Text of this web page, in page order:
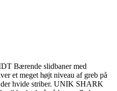
Bærende slidbaner med
et meget højt niveau af greb på
hvide striber. UNIK SHARK